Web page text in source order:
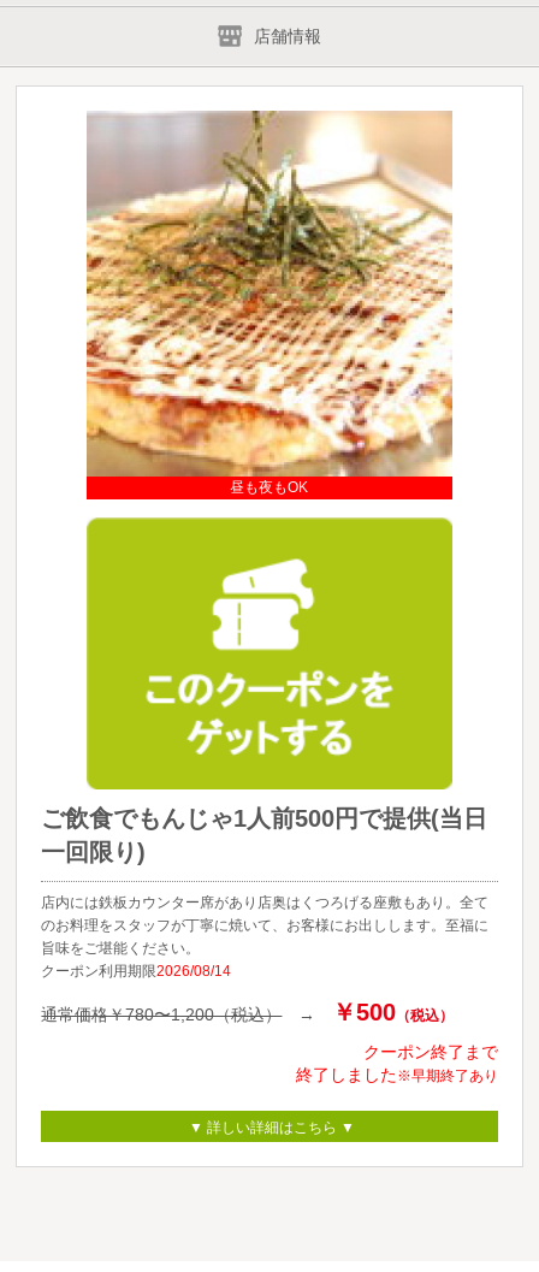
店舗情報
昼も夜もOK
ご飲食でもんじゃ1人前500円で提供(当日
一回限り)
店内には鉄板カウンター席があり店奥はくつろげる座敷もあり。全て
のお料理をスタッフが丁寧に焼いて、お客様にお出しします。至福に
旨味をご堪能ください。
クーポン利用期限2026/08/14
通常価格￥780〜1,200（税込）→ ￥500 （税込）
クーポン終了まで
終了しました※早期終了あり
▼ 詳しい詳細はこちら ▼